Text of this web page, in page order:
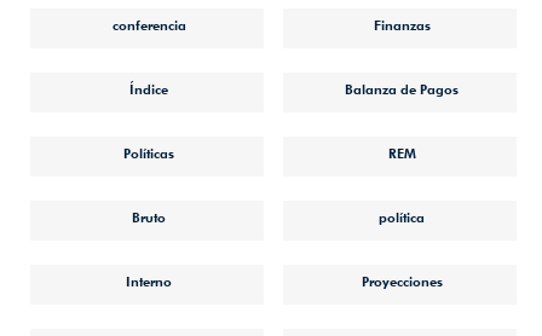
conferencia Finanzas
Índice Balanza de Pagos
Políticas REM
Bruto política
Interno Proyecciones